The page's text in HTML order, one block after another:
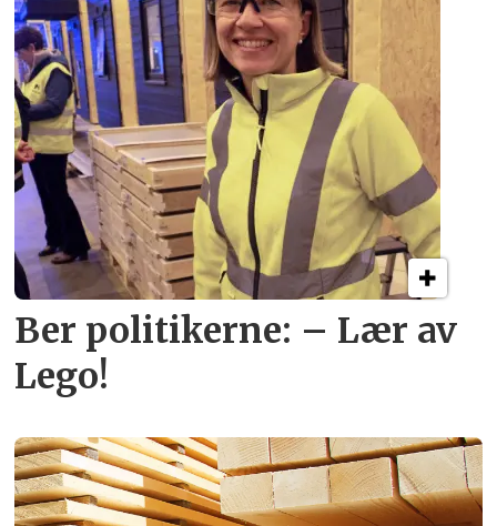
Ber politikerne: – Lær av
Lego!